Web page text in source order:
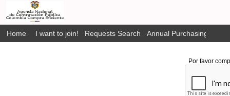
Home I want to join! Requests Search Annual Purchasing Plan
Por favor